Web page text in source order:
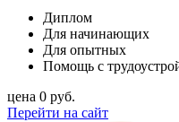
Диплом
Для начинающих
Для опытных
Помощь с
цена 0 руб.
Перейти на сайт